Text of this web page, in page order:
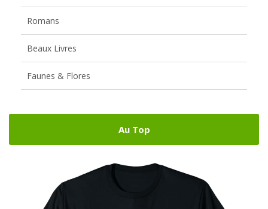
Romans
Beaux Livres
Faunes & Flores
Au Top